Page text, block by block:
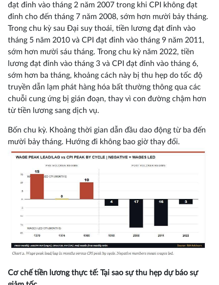
đạt đỉnh vào tháng 2 năm 2007 trong khi CPI không đạt
đỉnh cho đến tháng 7 năm 2008, sớm hơn mười bảy tháng.
Trong chu kỳ sau Đại suy thoái, tiền lương đạt đỉnh vào
tháng 5 năm 2010 và CPI đạt đỉnh vào tháng 9 năm 2011,
sớm hơn mười sáu tháng. Trong chu kỳ năm 2022, tiền
lương đạt đỉnh vào tháng 3 và CPI đạt đỉnh vào tháng 6,
sớm hơn ba tháng, khoảng cách này bị thu hẹp do tốc độ
truyền dẫn lạm phát hàng hóa bất thường thông qua các
chuỗi cung ứng bị gián đoạn, thay vì con đường chậm hơn
từ tiền lương sang dịch vụ.
Bốn chu kỳ. Khoảng thời gian dẫn đầu dao động từ ba đến
mười bảy tháng. Hướng đi không bao giờ thay đổi.
Cơ chế tiền lương thực tế: Tại sao sự thu hẹp dự báo sự